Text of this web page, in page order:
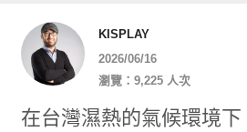
KISPLAY
2026/06/16
瀏覽：9,225 人次
在台灣濕熱的氣候環境